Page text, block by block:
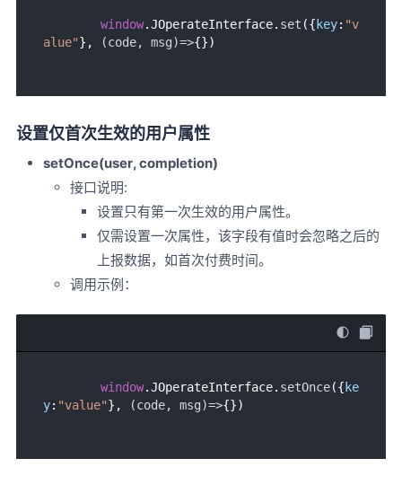
window.JOperateInterface. set ({ key: "v
alue"}, (code, msg)=>
设置仅首次生效的用户属性
setOnce(user, completion)
接口说明:
设置只有第一次生效的用户属性。
仅需设置一次属性，该字段有值时会忽略之后的
上报数据，如首次付费时间。
调用示例：
window.JOperateInterface. setOnce({ ke
y: "value"}, (code, msg)=>